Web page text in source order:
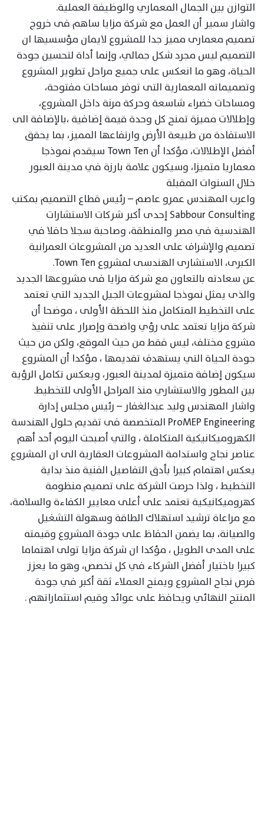
التوازن بين الجمال المعماري والوظيفة العملية.
واشار سمير أن العمل مع شركة مزايا ساهم فى خروج
تصميم معمارى مميز جدا للمشروع لايمان مؤسسيها ان
التصميم ليس مجرد شكل جمالي، وإنما أداة لتحسين جودة
الحياة، وهو ما انعكس على جميع مراحل تطوير المشروع
وتصميماته المعمارية التى توفر مساحات مفتوحة،
ومساحات خضراء شاسعة وحركة مرنة داخل المشروع،
وإطلالات مميزة تمنح كل وحدة قيمة إضافية ،بالإضافة الى
الاستفادة من طبيعة الأرض وارتفاعها المميز، بما يحقق
أفضل الإطلالات، مؤكدا أن Town Ten سيقدم نموذجا
معماريا متميزا، وسيكون علامة بارزة في مدينة العبور
خلال السنوات المقبلة
واعرب المهندس عمرو عاصم – رئيس قطاع التصميم بمكتب
Sabbour Consulting إحدى أكبر شركات الاستشارات
الهندسية في مصر والمنطقة، وصاحبة سجلا حافلا في
تصميم والإشراف على العديد من المشروعات العمرانية
الكبرى، الاستشارى الهندسى لمشروع Town Ten.
عن سعادته بالتعاون مع شركة مزايا فى مشروعها الجديد
والذى يمثل نموذجا لمشروعات الجيل الجديد التي تعتمد
على التخطيط المتكامل منذ اللحظة الأولى ، موضحا أن
شركة مزايا تعتمد على رؤي واضحة وإصرار على تنفيذ
مشروع مختلف، ليس فقط من حيث الموقع، ولكن من حيث
جودة الحياة التي يستهدف تقديمها ، مؤكدا أن المشروع
سيكون إضافة متميزة لمدينة العبور، ويعكس تكامل الرؤية
بين المطور والاستشاري منذ المراحل الأولى للتخطيط.
واشار المهندس وليد عبدالغفار – رئيس مجلس إدارة
ProMEP Engineering المتخصصة فى تقديم حلول الهندسة
الكهروميكانيكية المتكاملة ، والتي أصبحت اليوم أحد أهم
عناصر نجاح واستدامة المشروعات العقارية الى ان المشروع
يعكس اهتمام كبيرا بأدق التفاصيل الفنية منذ بداية
التخطيط ، ولذا حرصت الشركة على تصميم منظومة
كهروميكانيكية تعتمد على أعلى معايير الكفاءة والسلامة،
مع مراعاة ترشيد استهلاك الطاقة وسهولة التشغيل
والصيانة، بما يضمن الحفاظ على جودة المشروع وقيمته
على المدى الطويل ، مؤكدا ان شركة مزايا تولى اهتماما
كبيرا باختيار أفضل الشركاء في كل تخصص، وهو ما يعزز
فرص نجاح المشروع ويمنح العملاء ثقة أكبر في جودة
المنتج النهائي ويحافظ على عوائد وقيم استثماراتهم .